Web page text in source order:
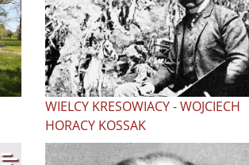
WIELCY KRESOWIACY - WOJCIECH
HORACY KOSSAK